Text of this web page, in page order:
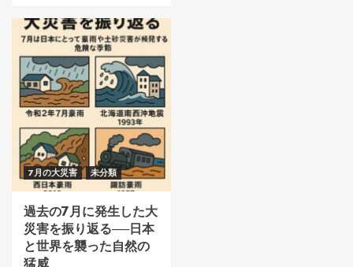
7月の大災害 未分類
過去の7月に発生した大
災害を振り返る──日本
と世界を襲った自然の